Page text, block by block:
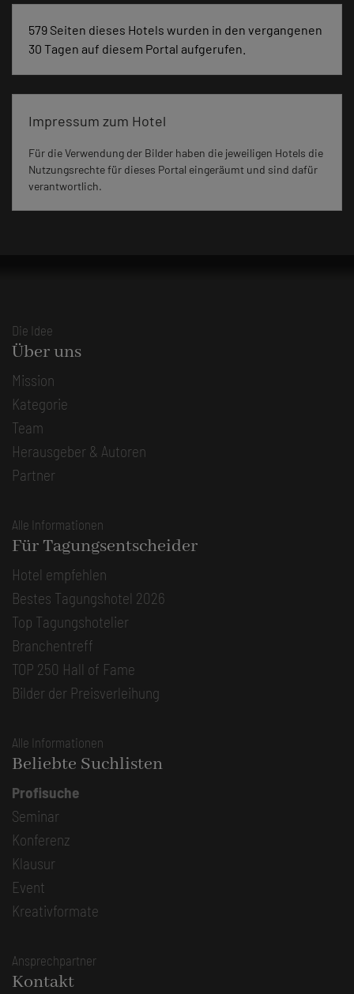
579 Seiten dieses Hotels wurden in den vergangenen
30 Tagen auf diesem Portal aufgerufen.
Impressum zum Hotel
Für die Verwendung der Bilder haben die jeweiligen Hotels die
Nutzungsrechte für dieses Portal eingeräumt und sind dafür
verantwortlich.
Die Idee
Über uns
Mission
Kategorie
Team
Herausgeber & Autoren
Partner
Alle Informationen
Für Tagungsentscheider
Hotel empfehlen
Bestes Tagungshotel 2026
Top Tagungshotelier
Branchentreff
TOP 250 Hall of Fame
Bilder der Preisverleihung
Alle Informationen
Beliebte Suchlisten
Profisuche
Seminar
Konferenz
Klausur
Event
Kreativformate
Ansprechpartner
Kontakt